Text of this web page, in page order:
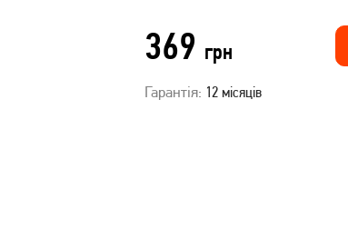
369 грн
Гарантія: 12 місяців